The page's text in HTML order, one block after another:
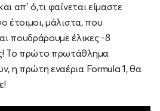
απ’ ό,τι φαίνεται είμαστε
έτοιμοι, μάλιστα, που
πουδράρουμε έλικες -8
Το πρώτο πρωτάθλημα
η πρώτη εναέρια Formula 1, θα